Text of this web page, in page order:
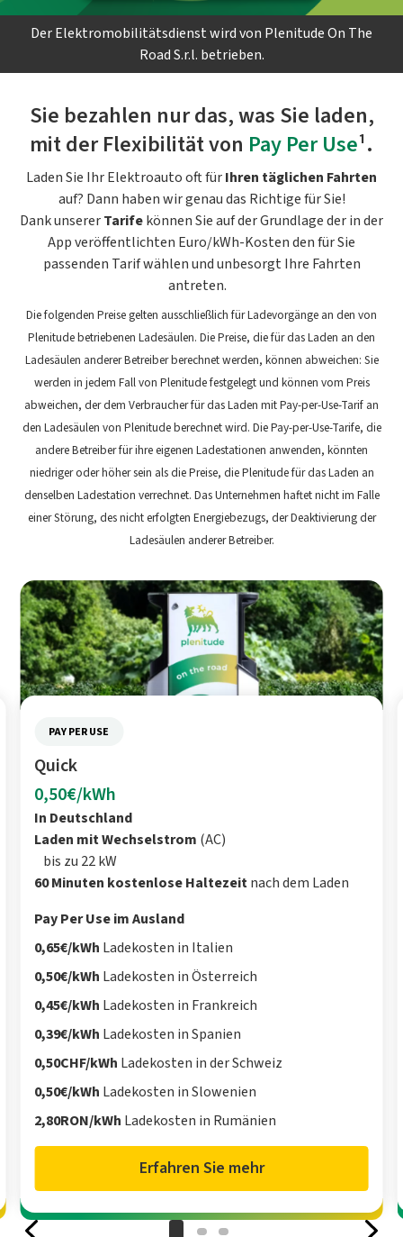
Der Elektromobilitätsdienst wird von Plenitude On The
Road S.r.l. betrieben.
Sie bezahlen nur das, was Sie laden,
mit der Flexibilität von Pay Per Use¹.
Laden Sie Ihr Elektroauto oft fürIhren täglichen Fahrten
auf? Dann haben wir genau das Richtige für Sie!
Dank unsererTarifekönnen Sie auf der Grundlage der in der
App veröffentlichten Euro/kWh-Kosten den für Sie
passenden Tarif wählen und unbesorgt Ihre Fahrten
antreten.
Die folgenden Preise gelten ausschließlich für Ladevorgänge an den von
Plenitude betriebenen Ladesäulen. Die Preise, die für das Laden an den
Ladesäulen anderer Betreiber berechnet werden, können abweichen: Sie
werden in jedem Fall von Plenitude festgelegt und können vom Preis
abweichen, der dem Verbraucher für das Laden mit Pay-per-Use-Tarif an
den Ladesäulen von Plenitude berechnet wird. Die Pay-per-Use-Tarife, die
andere Betreiber für ihre eigenen Ladestationen anwenden, könnten
niedriger oder höher sein als die Preise, die Plenitude für das Laden an
denselben Ladestation verrechnet. Das Unternehmen haftet nicht im Falle
einer Störung, des nicht erfolgten Energiebezugs, der Deaktivierung der
Ladesäulen anderer Betreiber.
PAY PER USE
Quick
0,50€/kWh
In Deutschland
Laden mit Wechselstrom (AC)
bis zu 22 kW
60 Minuten kostenlose Haltezeitnach dem Laden
Pay Per Use im Ausland
0,65€/kWh Ladekosten in Italien
0,50€/kWh Ladekosten in Österreich
0,45€/kWh Ladekosten in Frankreich
0,39€/kWh Ladekosten in Spanien
0,50CHF/kWh Ladekosten in der Schweiz
0,50€/kWh Ladekosten in Slowenien
2,80RON/kWh Ladekosten in Rumänien
Erfahren Sie mehr